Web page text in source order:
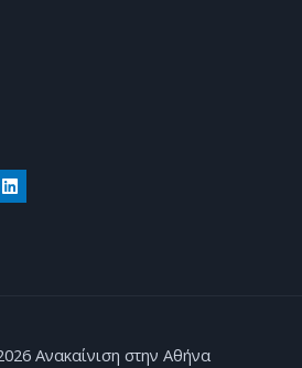
Ανακαίνιση στην Αθήνα